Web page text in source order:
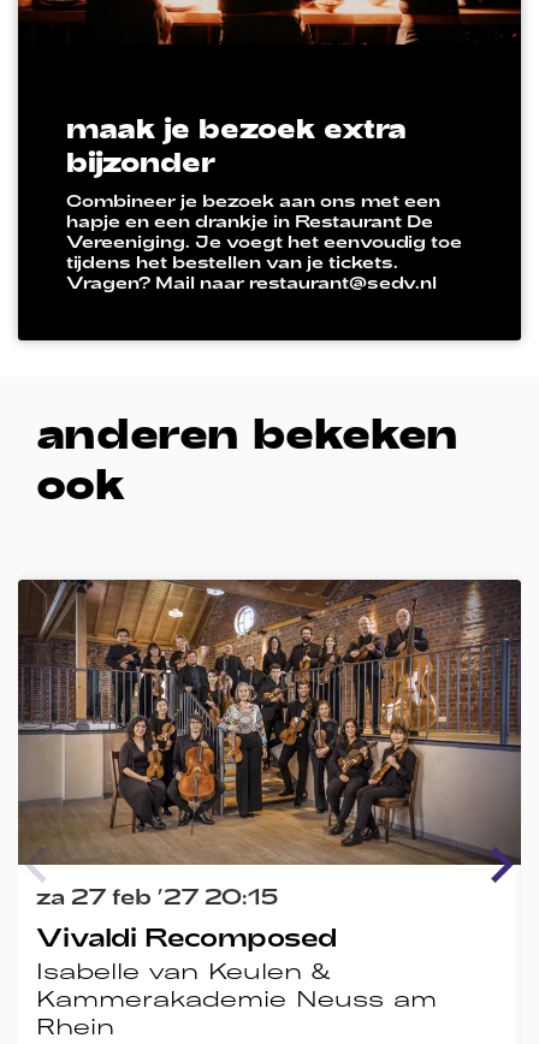
maak je bezoek extra
bijzonder
Combineer je bezoek aan ons met een
hapje en een drankje in Restaurant De
Vereeniging. Je voegt het eenvoudig toe
tijdens het bestellen van je tickets.
Vragen? Mail naar restaurant@sedv.nl
anderen bekeken
ook
Vivaldi Recomposed
Isabelle van Keulen &
Kammerakademie Neuss am
Rhein
za 27 feb ’27 20:15